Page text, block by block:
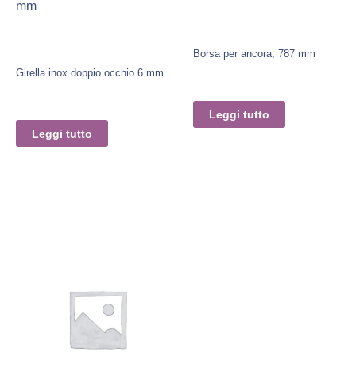
mm
Girella inox doppio occhio 6 mm
Leggi tutto
Borsa per ancora, 787 mm
Leggi tutto